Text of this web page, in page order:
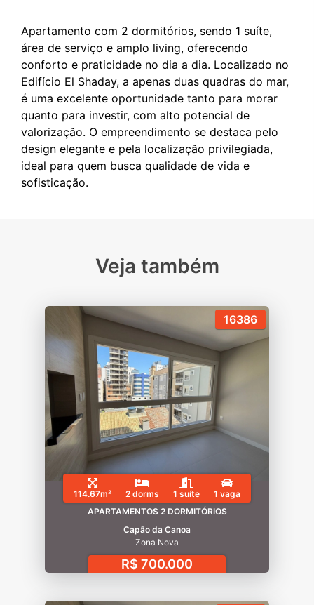
Apartamento com 2 dormitórios, sendo 1 suíte,
área de serviço e amplo living, oferecendo
conforto e praticidade no dia a dia. Localizado no
Edifício El Shaday, a apenas duas quadras do mar,
é uma excelente oportunidade tanto para morar
quanto para investir, com alto potencial de
valorização. O empreendimento se destaca pelo
design elegante e pela localização privilegiada,
ideal para quem busca qualidade de vida e
Veja também
16386
114.67m² 2 dorms 1 suíte
1 vaga
APARTAMENTOS 2 DORMITÓRIOS
Capão da Canoa
Zona Nova
R$ 700.000